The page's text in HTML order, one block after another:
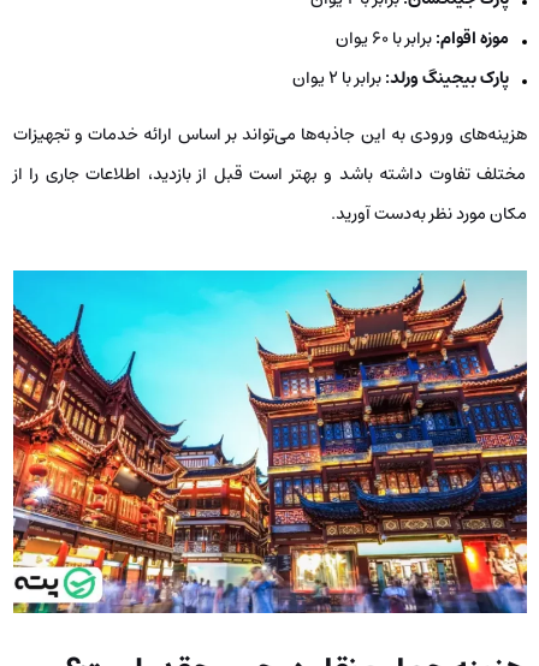
موزه اقوام:برابر با 60 یوان
پارک بیجینگ ورلد:برابر با 2 یوان
هزینه‌های ورودی به این جاذبه‌ها می‌تواند بر اساس ارائه خدمات و تجهیزات
مختلف تفاوت داشته باشد و بهتر است قبل از بازدید، اطلاعات جاری را از
مکان مورد نظر به‌دست آورید.